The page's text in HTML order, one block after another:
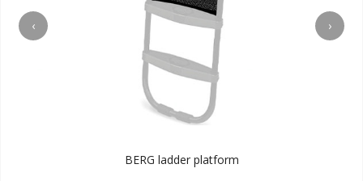
‹ ›
BERG ladder platform